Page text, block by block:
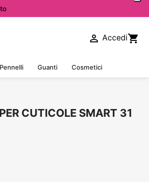
 Accedishopping_cart
Pennelli Guanti Cosmetici
CUTICOLE SMART 31